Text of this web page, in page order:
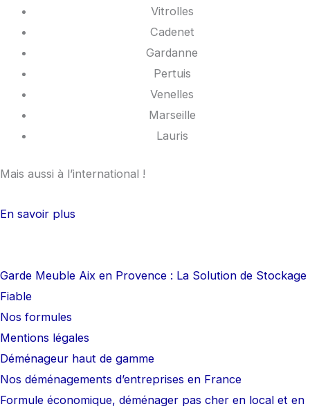
Vitrolles
Cadenet
Gardanne
Pertuis
Venelles
Marseille
Lauris
Mais aussi à l’international !
En savoir plus
Garde Meuble Aix en Provence : La Solution de Stockage
Fiable
Nos formules
Mentions légales
Déménageur haut de gamme
Nos déménagements d’entreprises en France
Formule économique, déménager pas cher en local et en